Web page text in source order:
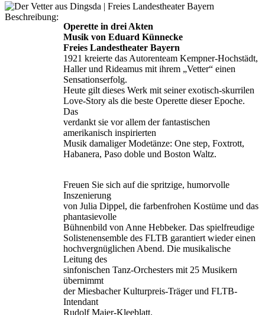
Beschreibung:
Operette in drei Akten
Musik von Eduard Künnecke
Freies Landestheater Bayern
1921 kreierte das Autorenteam Kempner-Hochstädt,
Haller und Rideamus mit ihrem „Vetter“ einen
Sensationserfolg.
Heute gilt dieses Werk mit seiner exotisch-skurrilen
Love-Story als die beste Operette dieser Epoche.
Das
verdankt sie vor allem der fantastischen
amerikanisch inspirierten
Musik damaliger Modetänze: One step, Foxtrott,
Habanera, Paso doble und Boston Waltz.
Freuen Sie sich auf die spritzige, humorvolle
Inszenierung
von Julia Dippel, die farbenfrohen Kostüme und das
phantasievolle
Bühnenbild von Anne Hebbeker. Das spielfreudige
Solistenensemble des FLTB garantiert wieder einen
hochvergnüglichen Abend. Die musikalische
Leitung des
sinfonischen Tanz-Orchesters mit 25 Musikern
übernimmt
der Miesbacher Kulturpreis-Träger und FLTB-
Intendant
Rudolf Maier-Kleeblatt.